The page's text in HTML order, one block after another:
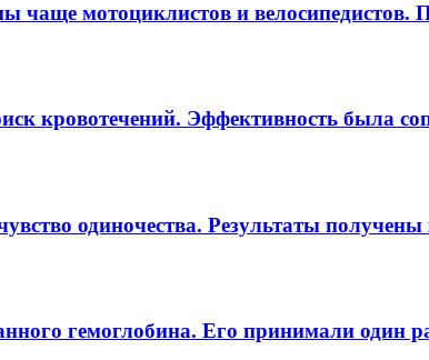
чаще мотоциклистов и
кровотечений. Эффективность была
одиночества. Результаты
гемоглобина. Его принимали один